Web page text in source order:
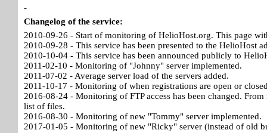
-
Changelog of the service:
2010-09-26 - Start of monitoring of HelioHost.org. This page
2010-09-28 - This service has been presented to the HelioHost
2010-10-04 - This service has been announced publicly to
2011-02-10 - Monitoring of "Johnny" server implemented.
2011-07-02 - Average server load of the servers added.
2011-10-17 - Monitoring of when registrations are open or
2016-08-24 - Monitoring of FTP access has been changed.
list of files.
2016-08-30 - Monitoring of new "Tommy" server implemented.
2017-01-05 - Monitoring of new "Ricky" server (instead of old